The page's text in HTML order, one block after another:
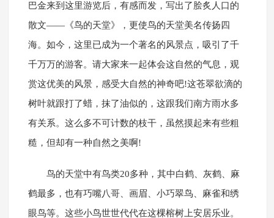
巴金来到这里游览后，有感而发，写出了脍炙人口的
散文――《鸟的天堂》，更使鸟的天堂美名传扬四
海。如今，这里已成为一个著名的风景点，吸引了千
千万万的游客。请大家来一起体会这自然的气息，观
赏这优美的风景，感受大自然的神奇吧!这苍翠欲滴的
树叶就跟打了蜡，抹了油似的，这跟我们南方雨水多
有关系。这么多不可计数的枝干，虽然摸起来有些粗
糙，但却有一种自然之美啊!
鸟的天堂中有鸟类20多种，其中白鹤、灰鹤、麻
鹤最多，也有巧嘴八哥、画眉、小巧翠鸟、麻雀和绣
眼鸟等。这些小鸟世世代代在这棵榕树上安居乐业。